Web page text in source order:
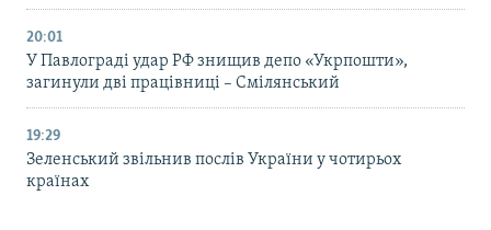
20:01
У Павлограді удар РФ знищив депо «Укрпошти»,
загинули дві працівниці – Смілянський
19:29
Зеленський звільнив послів України у чотирьох
країнах